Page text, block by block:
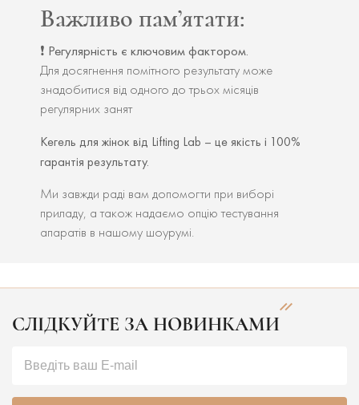
Важливо пам’ятати:
❗️ Регулярність є ключовим фактором.
Для досягнення помітного результату може
знадобитися від одного до трьох місяців
регулярних занят
Кегель для жінок від Lifting Lab – це якість і 100%
гарантія результату.
Ми завжди раді вам допомогти при виборі
приладу, а також надаємо опцію тестування
апаратів в нашому шоурумі.
СЛІДКУЙТЕ ЗА НОВИНКАМИ